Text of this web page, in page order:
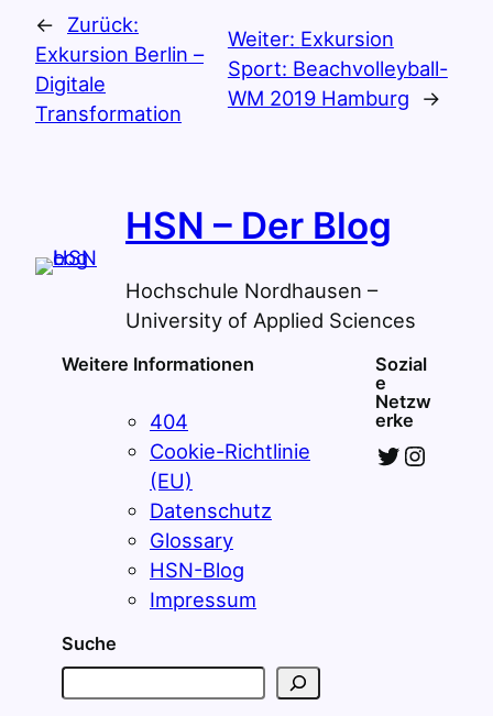
←
Zurück:
Exkursion Berlin –
Digitale
Transformation
Weiter: Exkursion
Sport: Beachvolleyball-
WM 2019 Hamburg
→
HSN – Der Blog
Hochschule Nordhausen –
University of Applied Sciences
Weitere Informationen
404
Cookie-Richtlinie
(EU)
Datenschutz
Glossary
HSN-Blog
Impressum
Sozial
e
Netzw
erke
Twitter Instagram
Suche
S